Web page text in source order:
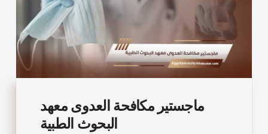
ماجستير مكافحة العدوى معهد
البحوث الطبية